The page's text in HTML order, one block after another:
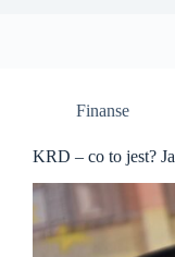
Finanse
KRD – co to jest?